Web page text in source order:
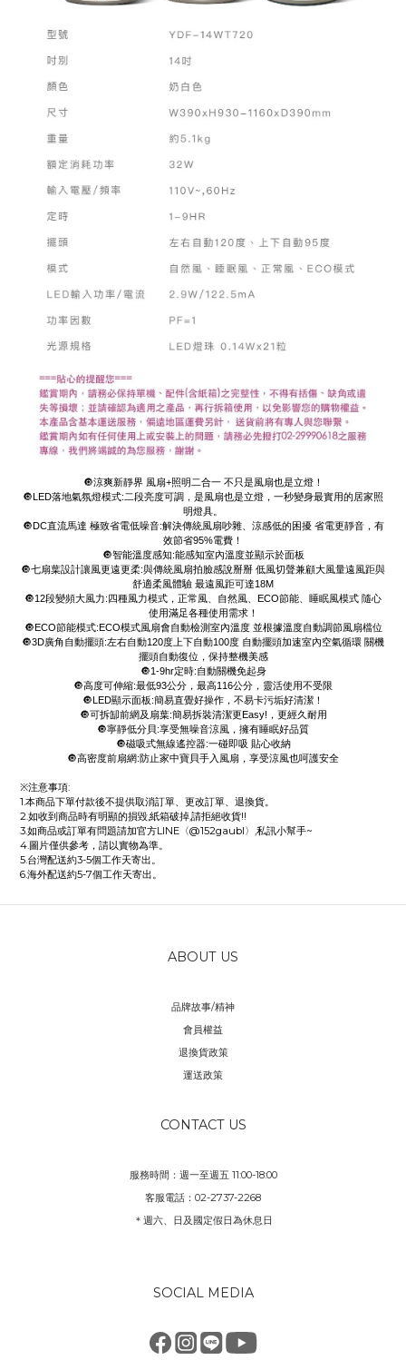
🔘涼爽新靜界 風扇+照明二合一 不只是風扇也是立燈！
🔘LED落地氣氛燈模式:二段亮度可調，是風扇也是立燈，一秒變身最實用的居家照
明燈具。
🔘DC直流馬達 極致省電低噪音:解決傳統風扇吵雜、涼感低的困擾 省電更靜音，有
效節省95%電費！
🔘智能溫度感知:能感知室內溫度並顯示於面板
🔘七扇葉設計讓風更遠更柔:與傳統風扇拍臉感說掰掰 低風切聲兼顧大風量遠風距與
舒適柔風體驗 最遠風距可達18M
🔘12段變頻大風力:四種風力模式，正常風、自然風、ECO節能、睡眠風模式 隨心
使用滿足各種使用需求！
🔘ECO節能模式:ECO模式風扇會自動檢測室內溫度 並根據溫度自動調節風扇檔位
🔘3D廣角自動擺頭:左右自動120度上下自動100度 自動擺頭加速室內空氣循環 關機
擺頭自動復位，保持整機美感
🔘1-9hr定時:自動關機免起身
🔘高度可伸縮:最低93公分，最高116公分，靈活使用不受限
🔘LED顯示面板:簡易直覺好操作，不易卡污垢好清潔！
🔘可拆缷前網及扇葉:簡易拆裝清潔更Easy!，更經久耐用
🔘寧靜低分貝:享受無噪音涼風，擁有睡眠好品質
🔘磁吸式無線遙控器:一碰即吸 貼心收納
🔘高密度前扇網:防止家中寶貝手入風扇，享受涼風也呵護安全
※注意事項:
1.本商品下單付款後不提供取消訂單、更改訂單、退換貨。
2.如收到商品時有明顯的損毀,紙箱破掉,請拒絕收貨!!
3.如商品或訂單有問題請加官方LINE〈@152gaubl〉,私訊小幫手~
4.圖片僅供參考，請以實物為準。
5.台灣配送約3-5個工作天寄出。
6.海外配送約5-7個工作天寄出。
ABOUT US
品牌故事/精神
會員權益
退換貨政策
運送政策
CONTACT US
服務時間：週一至週五 11:00-18:00
客服電話：02-2737-2268
＊週六、日及國定假日為休息日
SOCIAL MEDIA